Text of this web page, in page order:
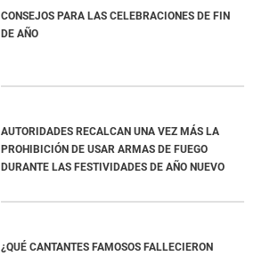
CONSEJOS PARA LAS CELEBRACIONES DE FIN
DE AÑO
AUTORIDADES RECALCAN UNA VEZ MÁS LA
PROHIBICIÓN DE USAR ARMAS DE FUEGO
DURANTE LAS FESTIVIDADES DE AÑO NUEVO
¿QUÉ CANTANTES FAMOSOS FALLECIERON